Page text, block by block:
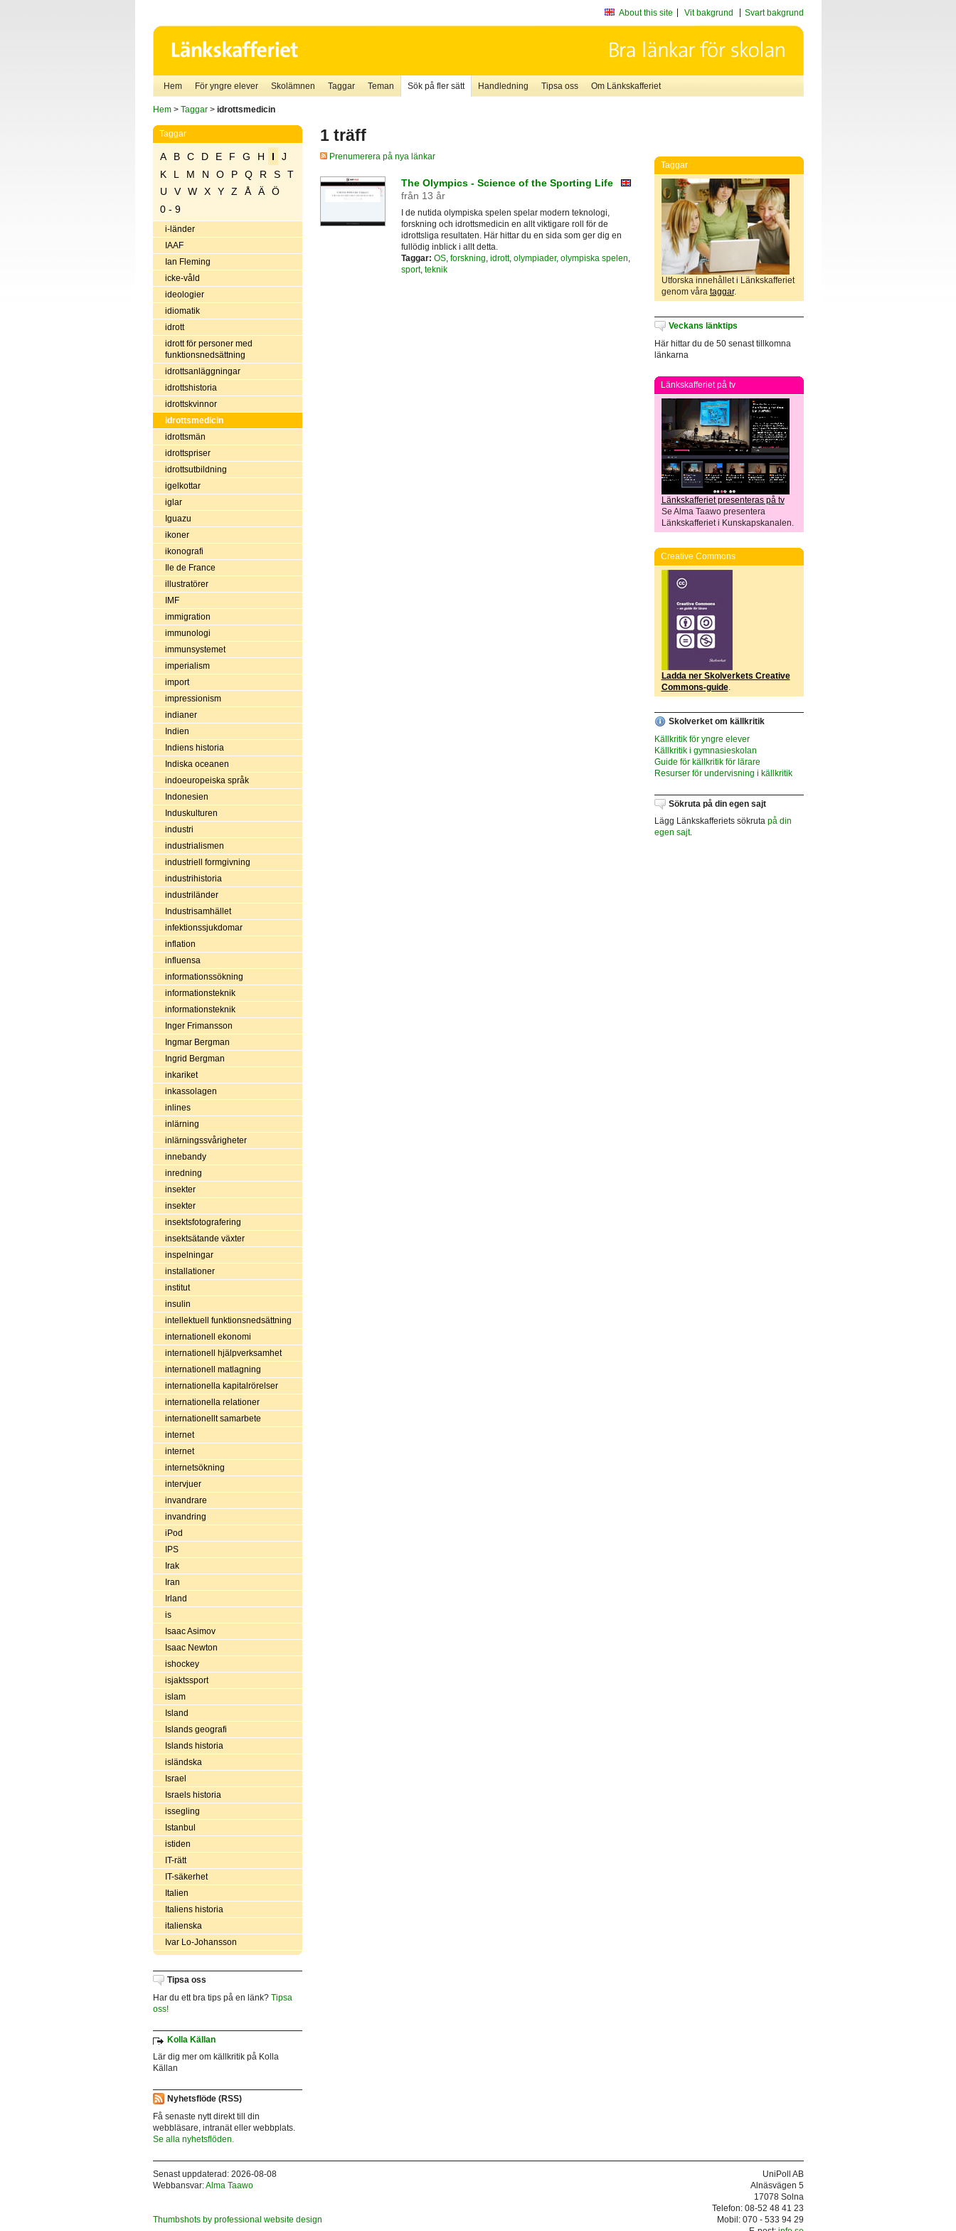
About this site Vit bakgrund Svart bakgrund
Hem För yngre elever Skolämnen Taggar Teman Sök på fler sätt Handledning Tipsa oss Om Länkskafferiet
Hem> Taggar> idrottsmedicin
Taggar
A B C D E F G H I
J
K
L M N O P Q R S
T
U
V W X Y Z Å Ä
Ö
0 - 9
i-länder
IAAF
Ian Fleming
icke-våld
ideologier
idiomatik
idrott
idrott för personer med
funktionsnedsättning
idrottsanläggningar
idrottshistoria
idrottskvinnor
idrottsmedicin
idrottsmän
idrottspriser
idrottsutbildning
igelkottar
iglar
Iguazu
ikoner
ikonografi
Ile de France
illustratörer
IMF
immigration
immunologi
immunsystemet
imperialism
import
impressionism
indianer
Indien
Indiens historia
Indiska oceanen
indoeuropeiska språk
Indonesien
Induskulturen
industri
industrialismen
industriell formgivning
industrihistoria
industriländer
Industrisamhället
infektionssjukdomar
inflation
influensa
informationssökning
informationsteknik
informationsteknik
Inger Frimansson
Ingmar Bergman
Ingrid Bergman
inkariket
inkassolagen
inlines
inlärning
inlärningssvårigheter
innebandy
inredning
insekter
insekter
insektsfotografering
insektsätande växter
inspelningar
installationer
institut
insulin
intellektuell funktionsnedsättning
internationell ekonomi
internationell hjälpverksamhet
internationell matlagning
internationella kapitalrörelser
internationella relationer
internationellt samarbete
internet
internet
internetsökning
intervjuer
invandrare
invandring
iPod
IPS
Irak
Iran
Irland
is
Isaac Asimov
Isaac Newton
ishockey
isjaktssport
islam
Island
Islands geografi
Islands historia
isländska
Israel
Israels historia
issegling
Istanbul
istiden
IT-rätt
IT-säkerhet
Italien
Italiens historia
italienska
Ivar Lo-Johansson
Tipsa oss
Har du ett bra tips på en länk? Tipsa
oss!
Kolla Källan
Lär dig mer om källkritik på Kolla
Källan
Nyhetsflöde (RSS)
Få senaste nytt direkt till din
webbläsare, intranät eller webbplats.
Se alla nyhetsflöden.
1 träff
Prenumerera på nya länkar
The Olympics - Science of the Sporting Life
från 13 år
I de nutida olympiska spelen spelar modern teknologi,
forskning och idrottsmedicin en allt viktigare roll för de
idrottsliga resultaten. Här hittar du en sida som ger dig en
fullödig inblick i allt detta.
Taggar: OS, forskning idrott, olympiader, olympiska spelen
sport, teknik
Taggar
Utforska innehållet i Länkskafferiet
genom våra taggar.
Veckans länktips
Här hittar du de 50 senast tillkomna
länkarna
Länkskafferiet på tv
Länkskafferiet presenteras på tv
Se Alma Taawo presentera
Länkskafferiet i Kunskapskanalen.
Creative Commons
Ladda ner Skolverkets Creative
Commons-guide.
Skolverket om källkritik
Källkritik för yngre elever
Källkritik i gymnasieskolan
Guide för källkritik för lärare
Resurser för undervisning i källkritik
Sökruta på din egen sajt
Lägg Länkskafferiets sökruta på din
egen sajt.
Senast uppdaterad: 2026-08-08
Webbansvar:Alma Taawo
Thumbshots by professional website design
UniPoll AB
Alnäsvägen 5
17078 Solna
Telefon: 08-52 48 41 23
Mobil: 070 - 533 94 29